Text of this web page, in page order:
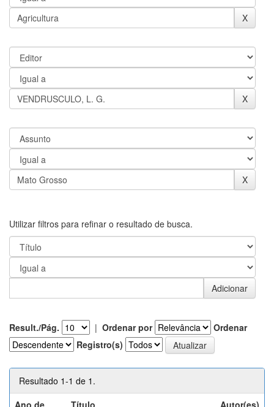
Utilizar filtros para refinar o resultado de busca.
Result./Pág. | Ordenar por
Ordenar
Registro(s)
Resultado 1-1 de 1.
Ano de
Título Autor(es)